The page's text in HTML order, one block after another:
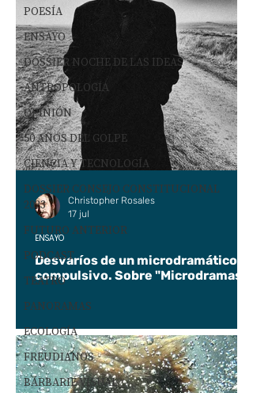
POESÍA
ENSAYO
DOSSIER NOCHE DE LAS IDEAS
ANTROPOLOGÍA
OPINIÓN
50 AÑOS DEL GOLPE
CIENCIA Y TECNOLOGÍA
DOSSIER CONSEJO CONSTITUCIONAL
2023
FUTURO ANTERIOR
PODCAST
TEATRO
PANORAMAS
ECOLOGÍA
FREUDIANOS
BARBARIE VISUAL
Desvaríos de un microdramático
compulsivo. Sobre "Microdramas".
ENSAYO
Christopher Rosales
17 jul